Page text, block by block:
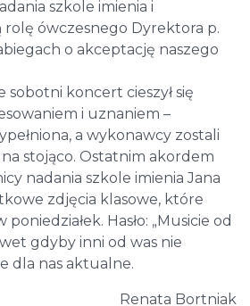
szkole imienia i
rolę ówczesnego Dyrektora p.
o akceptację naszego
sobotni koncert cieszył się
i uznaniem –
a wykonawcy zostali
stojąco. Ostatnim akordem
nadania szkole imienia Jana
zdjęcia klasowe, które
Hasło: „Musicie od
gdyby inni od was nie
dla nas aktualne.
Renata Bortniak